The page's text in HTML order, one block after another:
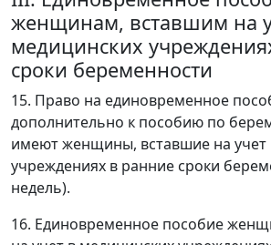
женщинам, вставшим на
медицинских
сроки беременности
15. Право на единовременное
дополнительно к пособию по
имеют женщины, вставшие на учет
учреждениях в ранние сроки
недель).
16. Единовременное пособие